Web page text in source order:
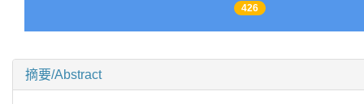
426
摘要/Abstract